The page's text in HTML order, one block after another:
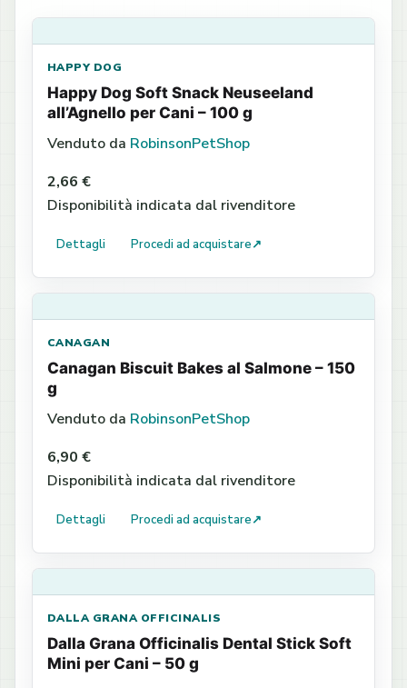
HAPPY DOG
Happy Dog Soft Snack Neuseeland
all’Agnello per Cani – 100 g
Venduto da RobinsonPetShop
2,66 €
Disponibilità indicata dal rivenditore
Dettagli Procedi ad acquistare↗
CANAGAN
Canagan Biscuit Bakes al Salmone – 150
g
Venduto da RobinsonPetShop
6,90 €
Disponibilità indicata dal rivenditore
Dettagli Procedi ad acquistare↗
DALLA GRANA OFFICINALIS
Dalla Grana Officinalis Dental Stick Soft
Mini per Cani – 50 g